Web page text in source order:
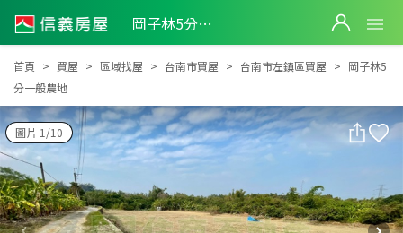
岡子林5分一般農地
岡子林5分一般農地
首頁 買屋 區域找屋 台南市買屋 台南市左鎮區買屋
岡子林5
分一般農地
圖片 1/10